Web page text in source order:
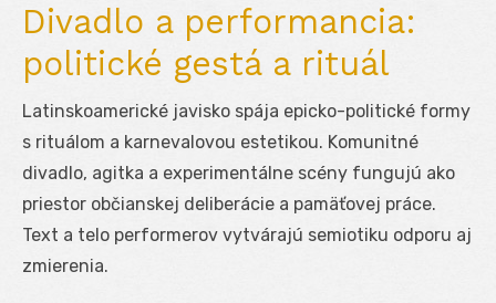
Divadlo a performancia:
politické gestá a rituál
Latinskoamerické javisko spája epicko-politické formy
s rituálom a karnevalovou estetikou. Komunitné
divadlo, agitka a experimentálne scény fungujú ako
priestor občianskej deliberácie a pamäťovej práce.
Text a telo performerov vytvárajú semiotiku odporu aj
zmierenia.